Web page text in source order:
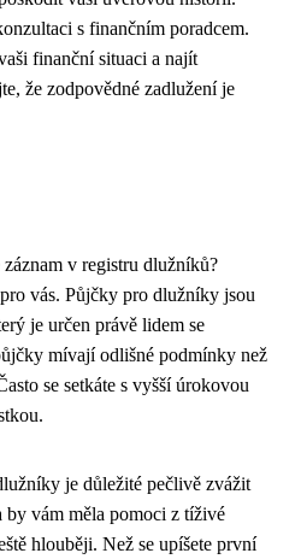
s finančním poradcem.
finanční situaci a najít
že zodpovědné zadlužení je
v registru dlužníků?
vás. Půjčky pro dlužníky jsou
je určen právě lidem se
mívají odlišné podmínky než
se setkáte s vyšší úrokovou
je důležité pečlivě zvážit
vám měla pomoci z tíživé
hlouběji. Než se upíšete první